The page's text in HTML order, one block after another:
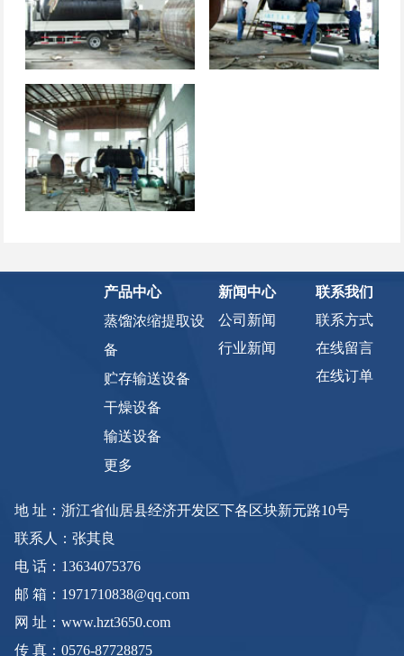
产品中心
蒸馏浓缩提取设
备
贮存输送设备
干燥设备
输送设备
更多
新闻中心
公司新闻
行业新闻
联系我们
联系方式
在线留言
在线订单
地 址：浙江省仙居县经济开发区下各区块新元路10号
联系人：张其良
电 话：13634075376
邮 箱：1971710838@qq.com
网 址：www.hzt3650.com
传 真：0576-87728875